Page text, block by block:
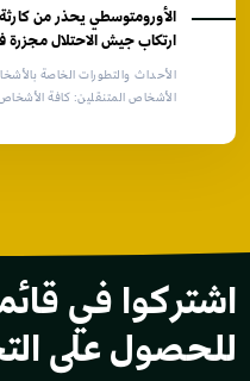
الأورومتوسطي يحذر من
ارتكاب جيش الاحتلال مجزرة
الأشخاص المتنقلين: كافة
اشتركوا في
للحصول على